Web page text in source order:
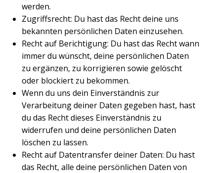
werden.
Zugriffsrecht: Du hast das Recht deine uns
bekannten persönlichen Daten einzusehen.
Recht auf Berichtigung: Du hast das Recht wann
immer du wünscht, deine persönlichen Daten
zu ergänzen, zu korrigieren sowie gelöscht
oder blockiert zu bekommen.
Wenn du uns dein Einverständnis zur
Verarbeitung deiner Daten gegeben hast, hast
du das Recht dieses Einverständnis zu
widerrufen und deine persönlichen Daten
löschen zu lassen.
Recht auf Datentransfer deiner Daten: Du hast
das Recht, alle deine persönlichen Daten von